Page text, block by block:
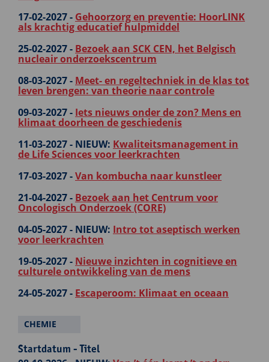
17-02-2027 - Gehoorzorg en preventie: HoorLINK
als krachtig educatief hulpmiddel
25-02-2027 - Bezoek aan SCK CEN, het Belgisch
nucleair onderzoekscentrum
08-03-2027 - Meet- en regeltechniek in de klas tot
leven brengen: van theorie naar controle
09-03-2027 - Iets nieuws onder de zon? Mens en
klimaat doorheen de geschiedenis
11-03-2027 - NIEUW: Kwaliteitsmanagement in
de Life Sciences voor leerkrachten
17-03-2027 -Van kombucha naar kunstleer
21-04-2027 - Bezoek aan het Centrum voor
Oncologisch Onderzoek (CORE)
04-05-2027 - NIEUW: Intro tot aseptisch werken
voor leerkrachten
19-05-2027 - Nieuwe inzichten in cognitieve en
culturele ontwikkeling van de mens
24-05-2027 - Escaperoom: Klimaat en oceaan
CHEMIE
Startdatum - Titel